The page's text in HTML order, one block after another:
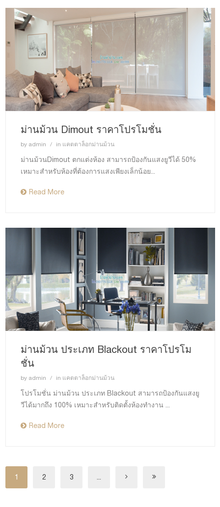
ม่านม้วน Dimout ราคาโปรโมชั่น
by admin in แคตตาล็อกม่านม้วน
ม่านม้วนDimout ตกแต่งห้อง สามารถป้องกันแสงยูวีได้ 50%
เหมาะสำหรับห้องที่ต้องการแสงเพียงเล็กน้อย...
Read More
ม่านม้วน ประเภท Blackout ราคาโปรโม
ชั่น
by admin in แคตตาล็อกม่านม้วน
โปรโมชั่น ม่านม้วน ประเภท Blackout สามารถป้องกันแสงยู
วีได้มากถึง 100% เหมาะสำหรับติดตั้งห้องทำงาน ...
Read More
1 2 3